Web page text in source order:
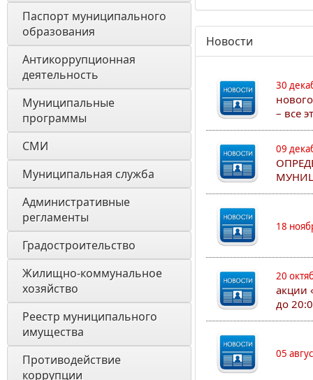
Паспорт муниципального
образования
Антикоррупционная
деятельность
Муниципальные
программы
СМИ
Муниципальная служба
Административные
регламенты
Градостроительство
Жилищно-коммунальное
хозяйство
Реестр муниципального
имущества
Противодействие
коррупции
Новости
30
– все
09
18
20
акции
до
05